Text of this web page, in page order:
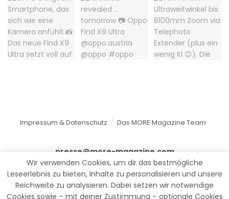
Impressum & Datenschutz Das MORE Magazine Team
presse@more-magazine.com
© 2025MORE Magazine
Wir verwenden Cookies, um dir das bestmögliche
Leseerlebnis zu bieten, Inhalte zu personalisieren und unsere
Reichweite zu analysieren. Dabei setzen wir notwendige
Cookies sowie – mit deiner Zustimmung – optionale Cookies